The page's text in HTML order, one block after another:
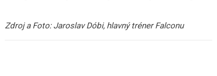
Zdroj a Foto: Jaroslav Dóbi, hlavný tréner Falconu